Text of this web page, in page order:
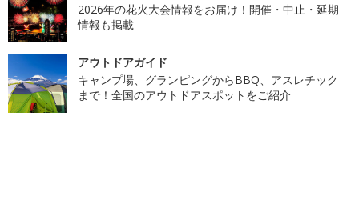
2026年の花火大会情報をお届け！開催・中止・延期
情報も掲載
アウトドアガイド
キャンプ場、グランピングからBBQ、アスレチック
まで！全国のアウトドアスポットをご紹介